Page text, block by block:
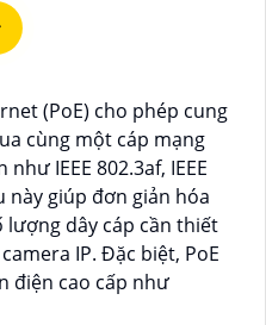
hình ảnh sắc nét là
sát chất lượng cao
tiêu cự của ống kính
từ xa, giúp quan sát các
và rõ ràng. Hình ảnh
tiết, giúp bạn dễ dàng
trong hình ảnh.
(PoE) cho phép cung
cùng một cáp mạng
IEEE 802.3af, IEEE
này giúp đơn giản hóa
lượng dây cáp cần thiết
IP. Đặc biệt, PoE
điện cao cấp như